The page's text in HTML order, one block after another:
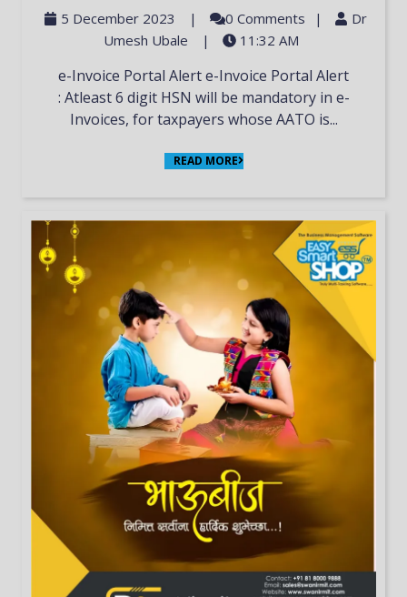
5 December 2023 | 0 Comments |
Dr
Umesh Ubale
| 11:32 AM
e-Invoice Portal Alert e-Invoice Portal Alert
: Atleast 6 digit HSN will be mandatory in e-
Invoices, for taxpayers whose AATO is...
READ MORE